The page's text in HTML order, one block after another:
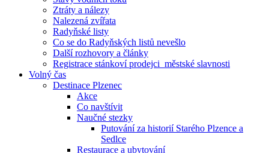
Ztráty a nálezy
Nalezená zvířata
Radyňské listy
Co se do Radyňských listů nevešlo
Další rozhovory a články
Registrace stánkoví prodejci_městské slavnosti
Volný čas
Destinace Plzenec
Akce
Co navštívit
Naučné stezky
Putování za historií Starého Plzence a
Sedlce
Restaurace a ubytování